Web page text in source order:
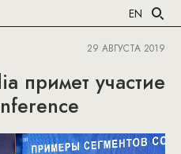
EN
29 АВГУСТА 2019
примет участие